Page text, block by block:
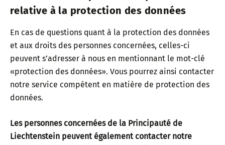
relative à la protection des données
En cas de questions quant à la protection des données
et aux droits des personnes concernées, celles-ci
peuvent s’adresser à nous en mentionnant le mot-clé
«protection des données». Vous pourrez ainsi contacter
notre service compétent en matière de protection des
données.
Les personnes concernées de la Principauté de
Liechtenstein peuvent également contacter notre